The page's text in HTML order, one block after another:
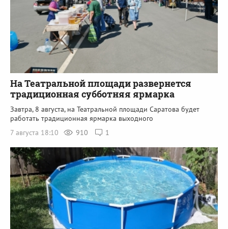
На Театральной площади развернется
традиционная субботняя ярмарка
Завтра, 8 августа, на Театральной площади Саратова будет
работать традиционная ярмарка выходного
7 августа 18:10
910 1